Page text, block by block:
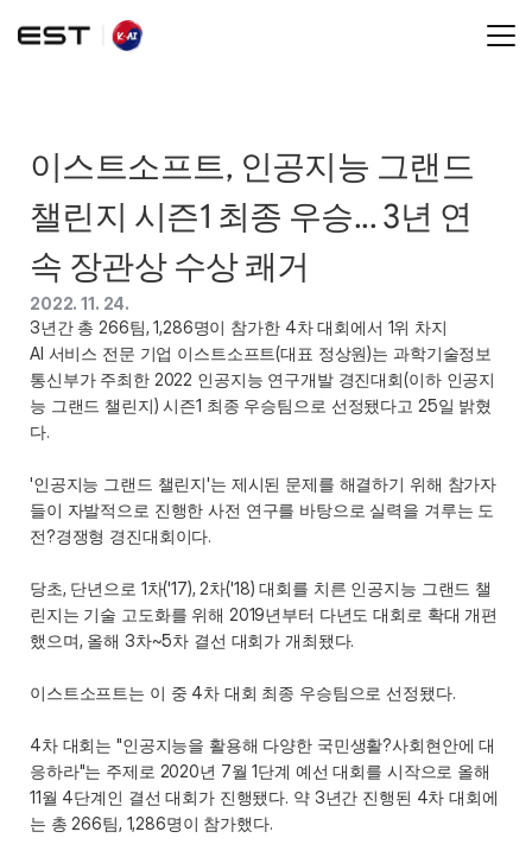
이스트소프트, 인공지능 그랜드
챌린지 시즌1 최종 우승... 3년 연
속 장관상 수상 쾌거
2022. 11. 24.
3년간 총 266팀, 1,286명이 참가한 4차 대회에서 1위 차지
AI 서비스 전문 기업 이스트소프트(대표 정상원)는 과학기술정보
통신부가 주최한 2022 인공지능 연구개발 경진대회(이하 인공지
능 그랜드 챌린지) 시즌1 최종 우승팀으로 선정됐다고 25일 밝혔
다.
'인공지능 그랜드 챌린지'는 제시된 문제를 해결하기 위해 참가자
들이 자발적으로 진행한 사전 연구를 바탕으로 실력을 겨루는 도
전?경쟁형 경진대회이다.
당초, 단년으로 1차('17), 2차('18) 대회를 치른 인공지능 그랜드 챌
린지는 기술 고도화를 위해 2019년부터 다년도 대회로 확대 개편
했으며, 올해 3차~5차 결선 대회가 개최됐다.
이스트소프트는 이 중 4차 대회 최종 우승팀으로 선정됐다.
4차 대회는 "인공지능을 활용해 다양한 국민생활?사회현안에 대
응하라"는 주제로 2020년 7월 1단계 예선 대회를 시작으로 올해
11월 4단계인 결선 대회가 진행됐다. 약 3년간 진행된 4차 대회에
는 총 266팀, 1,286명이 참가했다.